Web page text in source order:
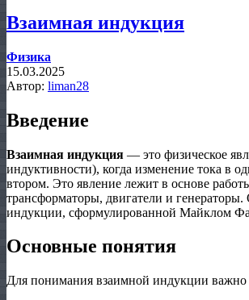
Взаимная индукция
Физика
15.03.2025
Автор: liman28
Введение
Взаимная индукция — это физическое
индуктивности), когда изменение тока в
втором. Это явление лежит в основе
трансформаторы, двигатели и
индукции, сформулированной Майклом
Основные понятия
Для понимания взаимной индукции важно